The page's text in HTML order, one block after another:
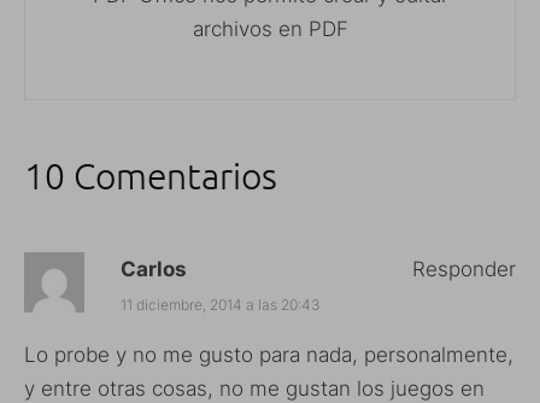
archivos en PDF
10 Comentarios
Carlos
11 diciembre, 2014 a las 20:43
Lo probe y no me gusto para nada, personalmente,
y entre otras cosas, no me gustan los juegos en
Responder